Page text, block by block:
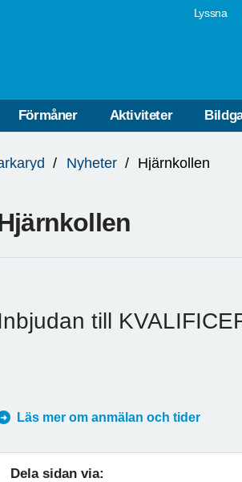
Lyssna
Förmåner Aktiviteter
Nyheter Hjärnkollen
till
Läs mer om anmälan och tider
Dela sidan via: